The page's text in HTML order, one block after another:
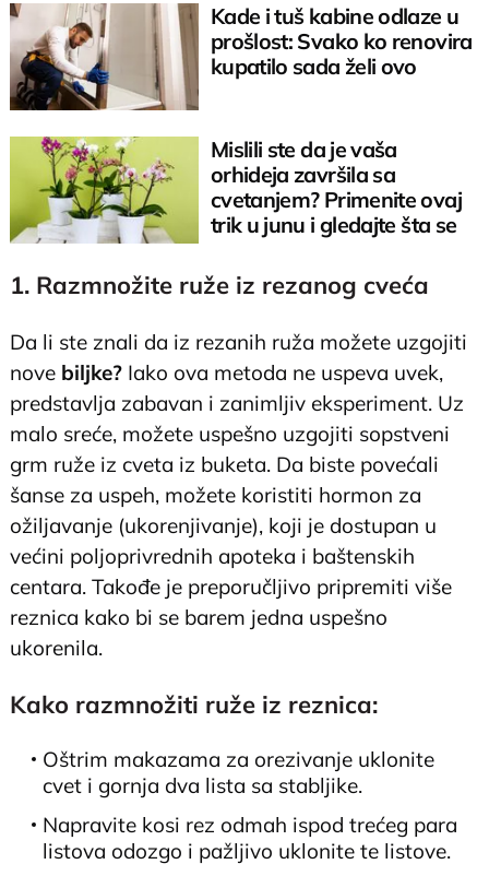
Kade i tuš kabine odlaze u
prošlost: Svako ko renovira
kupatilo sada želi ovo
Mislili ste da je vaša
orhideja završila sa
cvetanjem? Primenite ovaj
trik u junu i gledajte šta se
1. Razmnožite ruže iz rezanog cveća
Da li ste znali da iz rezanih ruža možete uzgojiti
nove biljke? Iako ova metoda ne uspeva uvek,
predstavlja zabavan i zanimljiv eksperiment. Uz
malo sreće, možete uspešno uzgojiti sopstveni
grm ruže iz cveta iz buketa. Da biste povećali
šanse za uspeh, možete koristiti hormon za
ožiljavanje (ukorenjivanje), koji je dostupan u
većini poljoprivrednih apoteka i baštenskih
centara. Takođe je preporučljivo pripremiti više
reznica kako bi se barem jedna uspešno
ukorenila.
Kako razmnožiti ruže iz reznica:
Oštrim makazama za orezivanje uklonite
cvet i gornja dva lista sa stabljike.
Napravite kosi rez odmah ispod trećeg para
listova odozgo i pažljivo uklonite te listove.